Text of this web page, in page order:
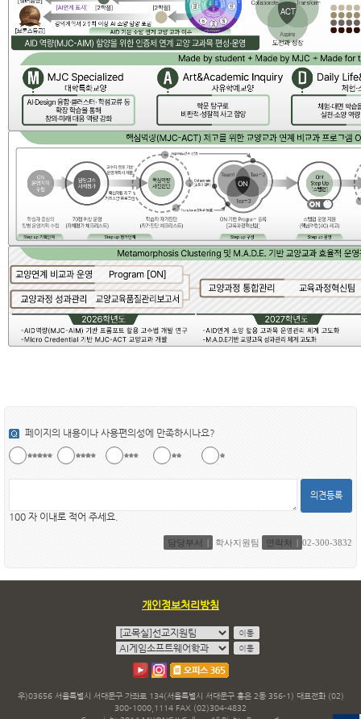
페이지의 내용이나 사용편의성에 만족하시나요?
의견등록
100 자 이내로 적어 주세요.
담당부서 학사지원팀 연락처 02-300-3832
개인정보처리방침
우)03656 서울특별시 서대문구 가좌로 134(서울특별시 서대문구 홍은 2동 356-1) 대표전화 (02)
300-1000,1114 FAX (02)304-4832